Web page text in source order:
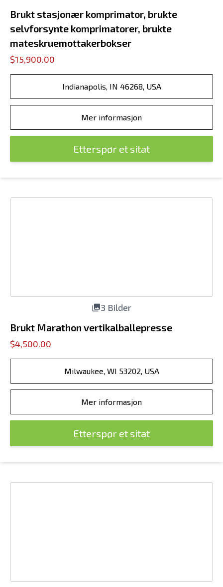
Brukt stasjonær komprimator, brukte
selvforsynte komprimatorer, brukte
mateskruemottakerbokser
$15,900.00
Indianapolis, IN 46268, USA
Mer informasjon
Etterspør et sitat
3 Bilder
Brukt Marathon vertikalballepresse
$4,500.00
Milwaukee, WI 53202, USA
Mer informasjon
Etterspør et sitat